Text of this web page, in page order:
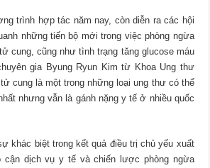
trình hợp tác năm nay, còn diễn ra các hội
những tiến bộ mới trong việc phòng ngừa
cung, cũng như tình trạng tăng glucose máu
gia Byung Ryun Kim từ Khoa Ung thư
cung là một trong những loại ung thư có thể
nhưng vẫn là gánh nặng y tế ở nhiều quốc
khác biệt trong kết quả điều trị chủ yếu xuất
cận dịch vụ y tế và chiến lược phòng ngừa